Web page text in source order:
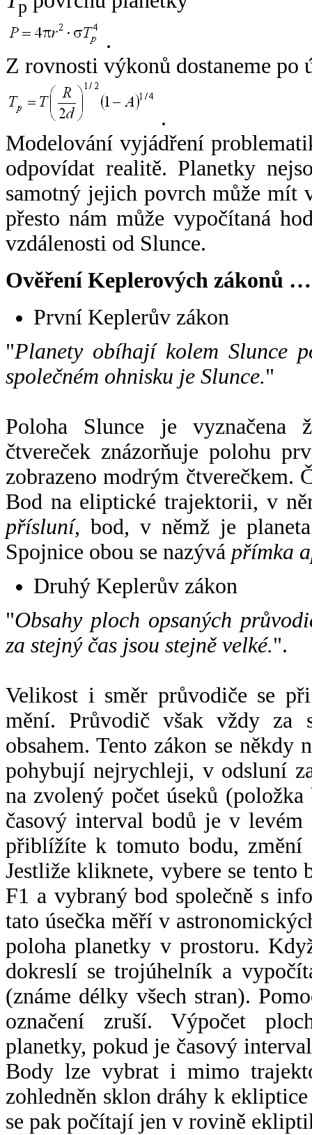
p
.
Z rovnosti výkonů dostaneme po
.
Modelování vyjádření
odpovídat realitě. Planetky
samotný jejich povrch může mít
přesto nám může vypočítaná
vzdálenosti od Slunce.
Ověření Keplerových zákonů …
První Keplerův zákon
"Planety obíhají kolem Slunce
společném ohnisku je Slunce."
Poloha Slunce je vyznačena
čtvereček znázorňuje polohu
zobrazeno modrým čtverečkem.
Bod na eliptické trajektorii, v
přísluní, bod, v němž je
Spojnice obou se nazývá přímka
Druhý Keplerův zákon
"Obsahy ploch opsaných
za stejný čas jsou stejně velké.".
Velikost i směr průvodiče se
mění. Průvodič však vždy za
obsahem. Tento zákon se někdy
pohybují nejrychleji, v odsluní
na zvolený počet úseků
časový interval bodů je v
přiblížíte k tomuto bodu,
Jestliže kliknete, vybere se tento
F1 a vybraný bod společně s
tato úsečka měří v
poloha planetky v prostoru.
dokreslí se trojúhelník a
(známe délky všech stran).
označení zruší. Výpočet
planetky, pokud je časový
Body lze vybrat i mimo
zohledněn sklon dráhy k
se pak počítají jen v rovině